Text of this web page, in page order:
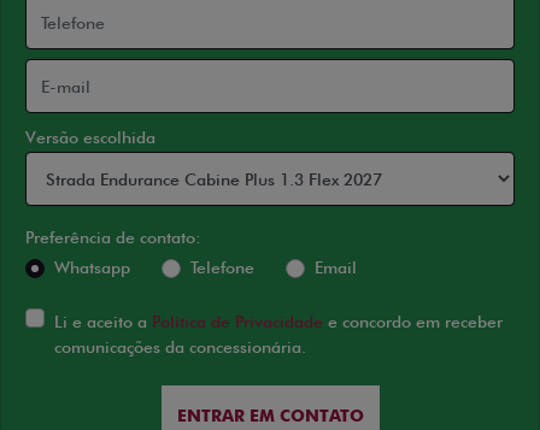
Versão escolhida
Preferência de contato:
Whatsapp
Telefone Email
Li e aceito a Política de Privacidade e concordo em receber
comunicações da concessionária.
ENTRAR EM CONTATO